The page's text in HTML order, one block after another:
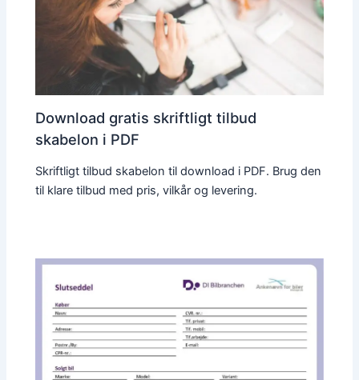
Download gratis skriftligt tilbud
skabelon i PDF
Skriftligt tilbud skabelon til download i PDF. Brug den
til klare tilbud med pris, vilkår og levering.